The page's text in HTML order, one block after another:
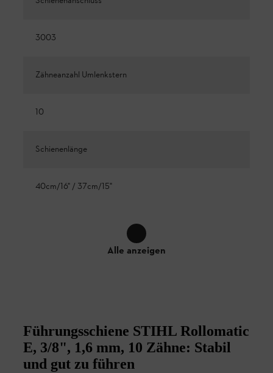
3003
Zähneanzahl Umlenkstern
10
Schienenlänge
40cm/16" / 37cm/15"
Alle anzeigen
Führungsschiene STIHL Rollomatic
E, 3/8", 1,6 mm, 10 Zähne: Stabil
und gut zu führen